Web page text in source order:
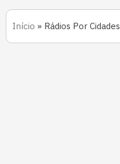
Início » Rádios Por Cidades